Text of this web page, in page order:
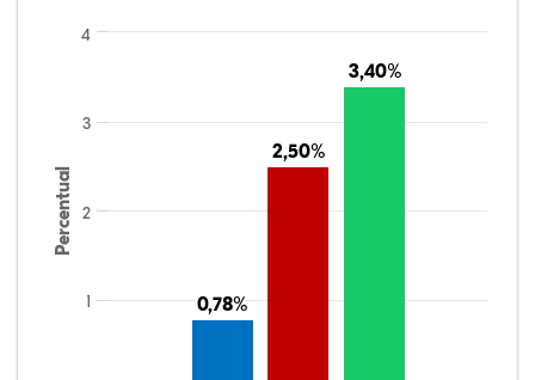
Percentual
0,78%
0,78%
2,50%
2,50%
3,40%
3,40%
1
2
3
4